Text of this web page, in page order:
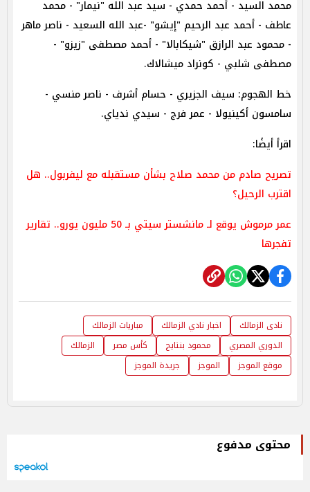
محمد السيد - أحمد حمدي - سيد عبد الله "نيمار" - محمد
عاطف - أحمد عبد الرحيم "إيشو" -عبد الله السعيد - ناصر ماهر
- محمود عبد الرازق "شيكابالا" - أحمد مصطفى "زيزو" -
مصطفى شلبي - كونراد ميشالاك.
خط الهجوم: سيف الجزيري - حسام أشرف - ناصر منسي -
سامسون أكينيولا - عمر فرج - سيدي ندياي.
اقرأ أيضًا:
تصريح صادم من محمد صلاح بشأن مستقبله مع ليفربول.. هل
اقترب الرحيل؟
عمر مرموش يوقع لـ مانشستر سيتي بـ 50 مليون يورو.. تقارير
تفجرها
نادى الزمالك اخبار نادي الزمالك
مباريات الزمالك
الدوري المصري
محمود بنتايج كأس مصر
الزمالك
موقع الموجز
الموجز جريدة الموجز
محتوى مدفوع